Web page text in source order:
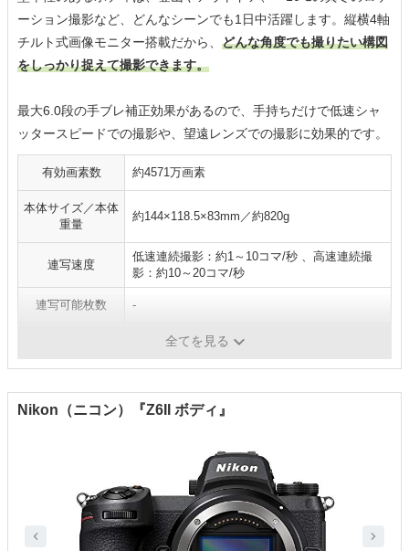
ーション撮影など、どんなシーンでも1日中活躍します。縦横4軸
チルト式画像モニター搭載だから、 どんな角度でも撮りたい構図
をしっかり捉えて撮影できます。
最大6.0段の手ブレ補正効果があるので、手持ちだけで低速シャ
ッタースピードでの撮影や、望遠レンズでの撮影に効果的です。
有効画素数 約4571万画素
本体サイズ／本体
重量
約144×118.5×83mm／約820g
連写速度
低速連続撮影：約1～10コマ/秒 、高速連続撮
影：約10～20コマ/秒
連写可能枚数 -
ISO 64～25600
全てを見る
Nikon（ニコン）『Z6II ボディ』